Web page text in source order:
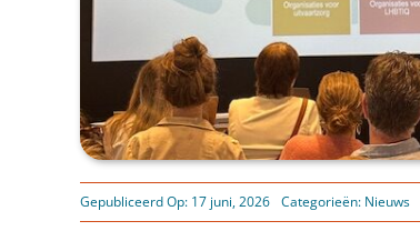
Gepubliceerd Op: 17 juni, 2026 Categorieën: Nieuws